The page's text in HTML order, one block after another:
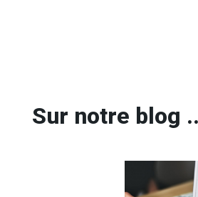
Sur notre blog